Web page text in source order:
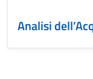
Analisi